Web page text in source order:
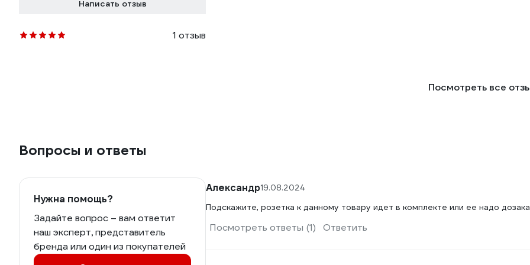
Написать отзыв
1 отзыв
Посмотреть все
Вопросы и ответы
Нужна помощь?
Задайте вопрос – вам ответит
наш эксперт, представитель
бренда или один из покупателей
Александр19.08.2024
Подскажите, розетка к данному товару идет в комплекте или ее надо
Посмотреть ответы (1) Ответить